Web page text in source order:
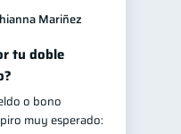
Mariñez
tu doble
o bono
muy esperado: